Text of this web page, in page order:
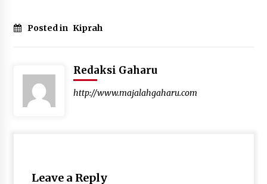
Posted in Kiprah
Redaksi Gaharu
http://www.majalahgaharu.com
Leave a Reply